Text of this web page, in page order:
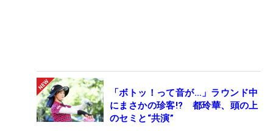
「ボトッ！って音が…」ラウンド中
にまさかの珍客!? 都玲華、頭の上
のセミと“共演”